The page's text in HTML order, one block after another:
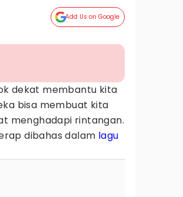
Add Us on Google
dekat membantu kita
bisa membuat kita
menghadapi rintangan.
dibahas dalam lagu